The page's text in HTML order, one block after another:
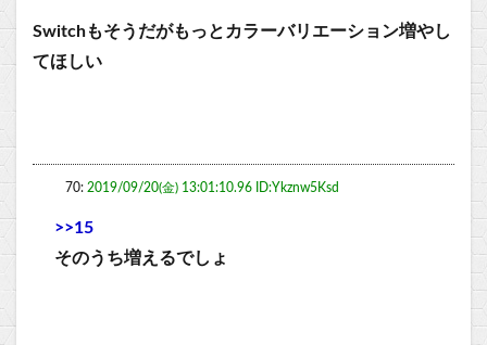
Switchもそうだがもっとカラーバリエーション増やし
てほしい
70: 2019/09/20(金) 13:01:10.96 ID:Ykznw5Ksd
>>15
そのうち増えるでしょ